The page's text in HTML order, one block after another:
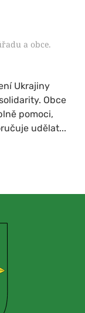
a obce.
Ukrajiny
Obce
pomoci,
udělat...